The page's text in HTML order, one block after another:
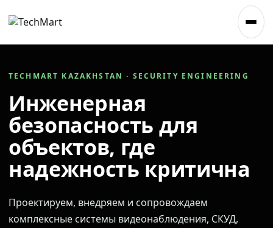
TECHMART KAZAKHSTAN · SECURITY ENGINEERING
Инженерная
безопасность для
объектов, где
надежность критична
Проектируем, внедряем и сопровождаем
комплексные системы видеонаблюдения, СКУД,